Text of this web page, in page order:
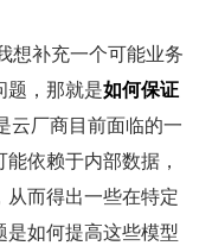
想补充一个可能业务
题，那就是如何保证
云厂商目前面临的一
依赖于内部数据，
而得出一些在特定
如何提高这些模型